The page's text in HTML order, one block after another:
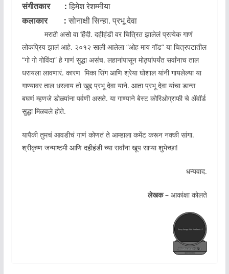
संगीतकार :हिमेश रेशम्मीया
कलाकार :सोनाक्षी सिन्हा. प्रभू देवा
मराठी असो वा हिंदी. दहीहंडी वर चित्रित झालेलं प्रत्येक गाणं
लोकप्रिय झालं आहे. २०१२ साली आलेला “ओह माय गॉड” या चित्रपटातील
“गो गो गोविंदा” हे गाणं सुद्धा असंच. लहानांपासून मोठ्यांपर्यंत सर्वांनाच ताल
धरायला लावणारं. कारण मिका सिंग आणि श्रेया घोशाल यांनी गायलेल्या या
गाण्यावर ताल धरलाय तो खुद्द प्रभू देवा याने. आता प्रभू देवा यांचा डान्स
बघणं म्हणजे डोळ्यांना पर्वणी असते. या गाण्याने बेस्ट कोरिओग्राफी चे ॲवॉर्ड
सुद्धा मिळवले होते.
यापैकी तुमचं आवडीचं गाणं कोणतं ते आम्हाला कमेंट करून नक्की सांगा.
श्रीकृष्ण जन्माष्टमी आणि दहीहंडी च्या सर्वांना खूप साऱ्या शुभेच्छा!
धन्यवाद.
लेखक – आकांक्षा कोलते